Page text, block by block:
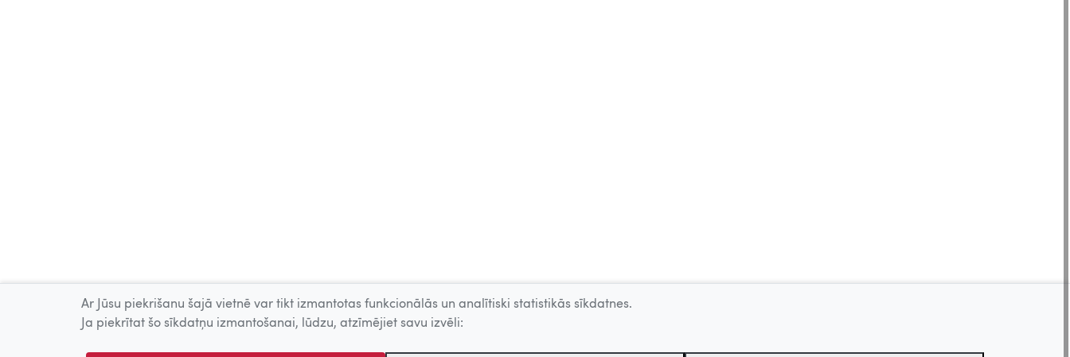
Ar Jūsu piekrišanu šajā vietnē var tikt izmantotas funkcionālās un analītiski statistikās sīkdatnes.
Ja piekrītat šo sīkdatņu izmantošanai, lūdzu, atzīmējiet savu izvēli: